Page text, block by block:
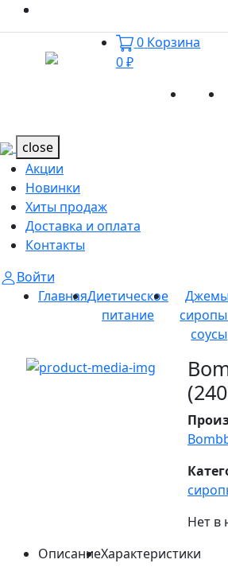
0 Корзина
0 ₽
Акции
close
Акции
Новинки
Хиты продаж
Доставка и оплата
Контакты
Войти
ГлавнаяДиетическое
питание
соусы
Нет в
ОписаниеХарактеристики